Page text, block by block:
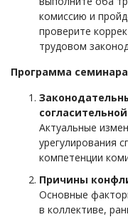
комиссию и
проверите
трудовом
Программа
Актуальные
урегулирования
компетенции
Причины
Основные
в коллективе,